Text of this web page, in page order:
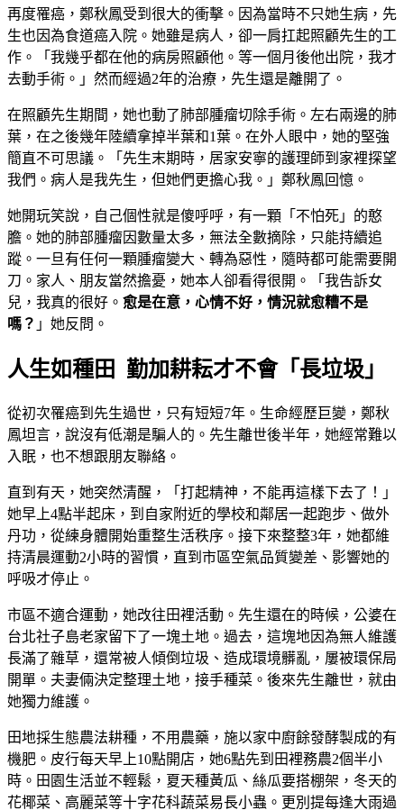
再度罹癌，鄭秋鳳受到很大的衝擊。因為當時不只她生病，先
生也因為食道癌入院。她雖是病人，卻一肩扛起照顧先生的工
作。「我幾乎都在他的病房照顧他。等一個月後他出院，我才
去動手術。」然而經過2年的治療，先生還是離開了。
在照顧先生期間，她也動了肺部腫瘤切除手術。左右兩邊的肺
葉，在之後幾年陸續拿掉半葉和1葉。在外人眼中，她的堅強
簡直不可思議。「先生末期時，居家安寧的護理師到家裡探望
我們。病人是我先生，但她們更擔心我。」鄭秋鳳回憶。
她開玩笑說，自己個性就是傻呼呼，有一顆「不怕死」的憨
膽。她的肺部腫瘤因數量太多，無法全數摘除，只能持續追
蹤。一旦有任何一顆腫瘤變大、轉為惡性，隨時都可能需要開
刀。家人、朋友當然擔憂，她本人卻看得很開。「我告訴女
兒，我真的很好。 愈是在意，心情不好，情況就愈糟不是
嗎？ 」她反問。
人生如種田 勤加耕耘才不會「長垃圾」
從初次罹癌到先生過世，只有短短7年。生命經歷巨變，鄭秋
鳳坦言，說沒有低潮是騙人的。先生離世後半年，她經常難以
入眠，也不想跟朋友聯絡。
直到有天，她突然清醒，「打起精神，不能再這樣下去了！」
她早上4點半起床，到自家附近的學校和鄰居一起跑步、做外
丹功，從練身體開始重整生活秩序。接下來整整3年，她都維
持清晨運動2小時的習慣，直到市區空氣品質變差、影響她的
呼吸才停止。
市區不適合運動，她改往田裡活動。先生還在的時候，公婆在
台北社子島老家留下了一塊土地。過去，這塊地因為無人維護
長滿了雜草，還常被人傾倒垃圾、造成環境髒亂，屢被環保局
開單。夫妻倆決定整理土地，接手種菜。後來先生離世，就由
她獨力維護。
田地採生態農法耕種，不用農藥，施以家中廚餘發酵製成的有
機肥。皮行每天早上10點開店，她6點先到田裡務農2個半小
時。田園生活並不輕鬆，夏天種黃瓜、絲瓜要搭棚架，冬天的
花椰菜、高麗菜等十字花科蔬菜易長小蟲。更別提每逢大雨過